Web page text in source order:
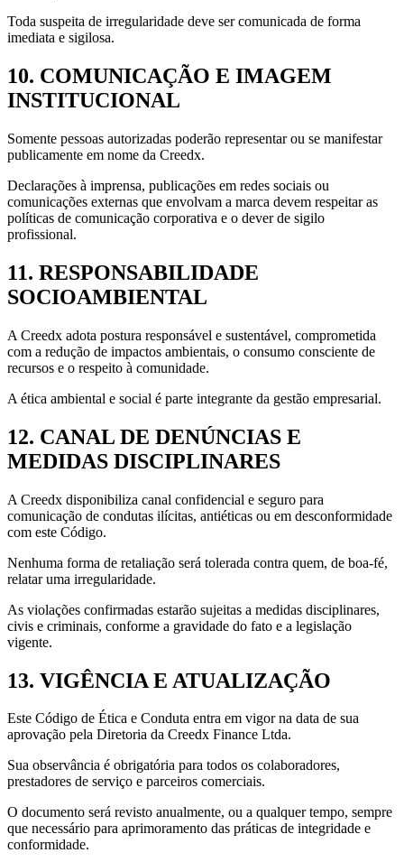
Toda suspeita de irregularidade deve ser comunicada de forma
imediata e sigilosa.
10. COMUNICAÇÃO E IMAGEM
INSTITUCIONAL
Somente pessoas autorizadas poderão representar ou se manifestar
publicamente em nome da Creedx.
Declarações à imprensa, publicações em redes sociais ou
comunicações externas que envolvam a marca devem respeitar as
políticas de comunicação corporativa e o dever de sigilo
profissional.
11. RESPONSABILIDADE
SOCIOAMBIENTAL
A Creedx adota postura responsável e sustentável, comprometida
com a redução de impactos ambientais, o consumo consciente de
recursos e o respeito à comunidade.
A ética ambiental e social é parte integrante da gestão empresarial.
12. CANAL DE DENÚNCIAS E
MEDIDAS DISCIPLINARES
A Creedx disponibiliza canal confidencial e seguro para
comunicação de condutas ilícitas, antiéticas ou em desconformidade
com este Código.
Nenhuma forma de retaliação será tolerada contra quem, de boa-fé,
relatar uma irregularidade.
As violações confirmadas estarão sujeitas a medidas disciplinares,
civis e criminais, conforme a gravidade do fato e a legislação
vigente.
13. VIGÊNCIA E ATUALIZAÇÃO
Este Código de Ética e Conduta entra em vigor na data de sua
aprovação pela Diretoria da Creedx Finance Ltda.
Sua observância é obrigatória para todos os colaboradores,
prestadores de serviço e parceiros comerciais.
O documento será revisto anualmente, ou a qualquer tempo, sempre
que necessário para aprimoramento das práticas de integridade e
conformidade.